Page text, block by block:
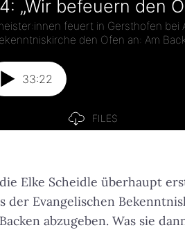
Elke Scheidle überhaupt
der Evangelischen
abzugeben. Was sie